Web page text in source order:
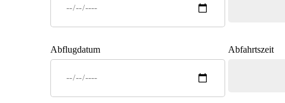
Abflugdatum Abfahrtszeit